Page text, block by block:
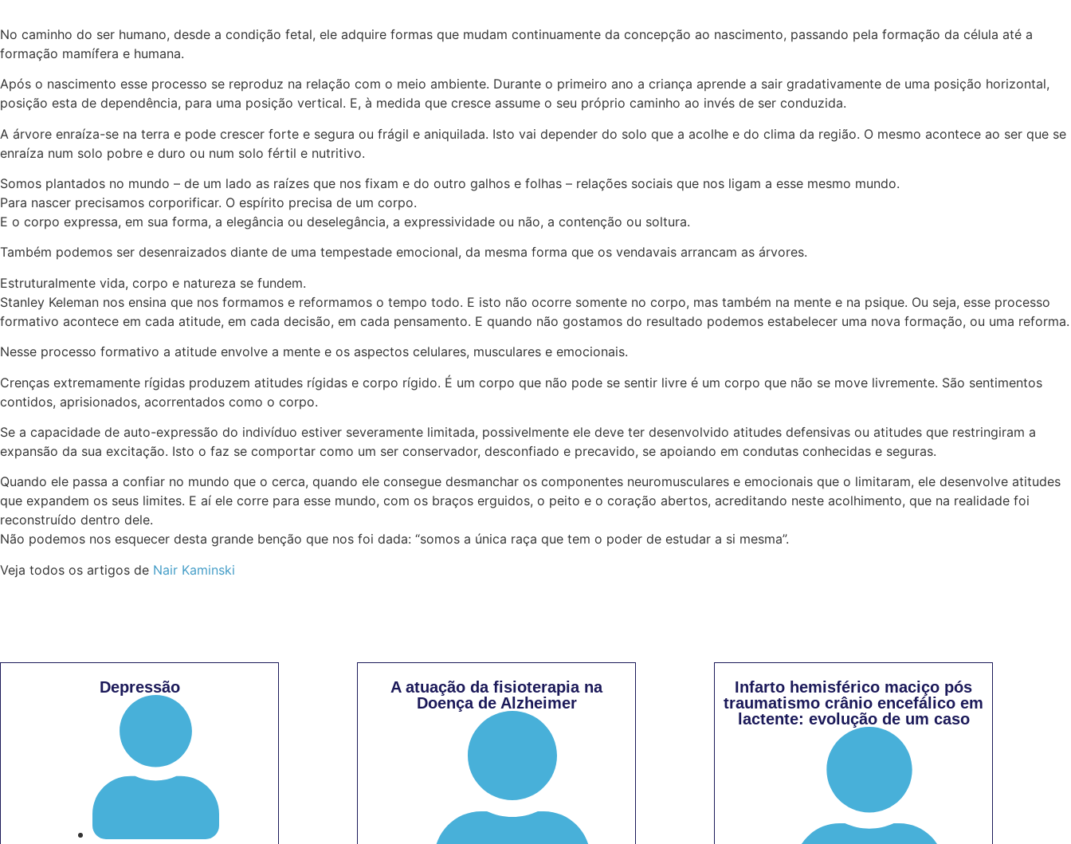
No caminho do ser humano, desde a condição fetal, ele adquire formas que mudam continuamente da concepção ao nascimento, passando pela formação da célula até a
formação mamífera e humana.
Após o nascimento esse processo se reproduz na relação com o meio ambiente. Durante o primeiro ano a criança aprende a sair gradativamente de uma posição horizontal,
posição esta de dependência, para uma posição vertical. E, à medida que cresce assume o seu próprio caminho ao invés de ser conduzida.
A árvore enraíza-se na terra e pode crescer forte e segura ou frágil e aniquilada. Isto vai depender do solo que a acolhe e do clima da região. O mesmo acontece ao ser que se
enraíza num solo pobre e duro ou num solo fértil e nutritivo.
Somos plantados no mundo – de um lado as raízes que nos fixam e do outro galhos e folhas – relações sociais que nos ligam a esse mesmo mundo.
Para nascer precisamos corporificar. O espírito precisa de um corpo.
E o corpo expressa, em sua forma, a elegância ou deselegância, a expressividade ou não, a contenção ou soltura.
Também podemos ser desenraizados diante de uma tempestade emocional, da mesma forma que os vendavais arrancam as árvores.
Estruturalmente vida, corpo e natureza se fundem.
Stanley Keleman nos ensina que nos formamos e reformamos o tempo todo. E isto não ocorre somente no corpo, mas também na mente e na psique. Ou seja, esse processo
formativo acontece em cada atitude, em cada decisão, em cada pensamento. E quando não gostamos do resultado podemos estabelecer uma nova formação, ou uma reforma.
Nesse processo formativo a atitude envolve a mente e os aspectos celulares, musculares e emocionais.
Crenças extremamente rígidas produzem atitudes rígidas e corpo rígido. É um corpo que não pode se sentir livre é um corpo que não se move livremente. São sentimentos
contidos, aprisionados, acorrentados como o corpo.
Se a capacidade de auto-expressão do indivíduo estiver severamente limitada, possivelmente ele deve ter desenvolvido atitudes defensivas ou atitudes que restringiram a
expansão da sua excitação. Isto o faz se comportar como um ser conservador, desconfiado e precavido, se apoiando em condutas conhecidas e seguras.
Quando ele passa a confiar no mundo que o cerca, quando ele consegue desmanchar os componentes neuromusculares e emocionais que o limitaram, ele desenvolve atitudes
que expandem os seus limites. E aí ele corre para esse mundo, com os braços erguidos, o peito e o coração abertos, acreditando neste acolhimento, que na realidade foi
reconstruído dentro dele.
Não podemos nos esquecer desta grande benção que nos foi dada: “somos a única raça que tem o poder de estudar a si mesma”.
Veja todos os artigos de Nair Kaminski
Depressão
A atuação da fisioterapia na
Doença de Alzheimer
Infarto hemisférico maciço pós
traumatismo crânio encefálico em
lactente: evolução de um caso